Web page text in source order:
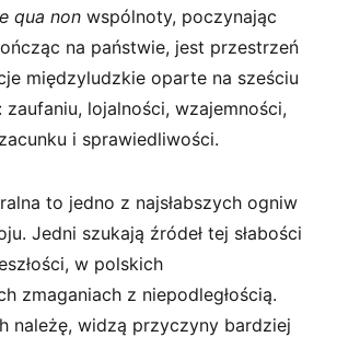
qua non wspólnoty, poczynając
na państwie, jest przestrzeń
międzyludzkie oparte na sześciu
zaufaniu, lojalności, wzajemności,
i sprawiedliwości.
to jedno z najsłabszych ogniw
Jedni szukają źródeł tej słabości
w polskich
zmaganiach z niepodległością.
należę, widzą przyczyny bardziej